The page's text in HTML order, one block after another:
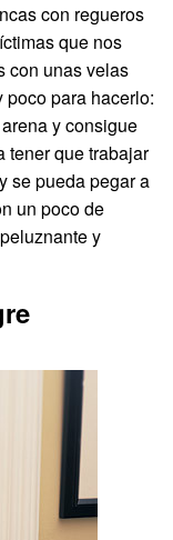
con regueros
que nos
con unas velas
para hacerlo:
y consigue
tener que trabajar
se pueda pegar a
un poco de
y